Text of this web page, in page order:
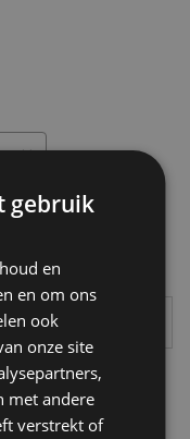
gebruik
en
en om ons
ook
onze site
met andere
verstrekt of